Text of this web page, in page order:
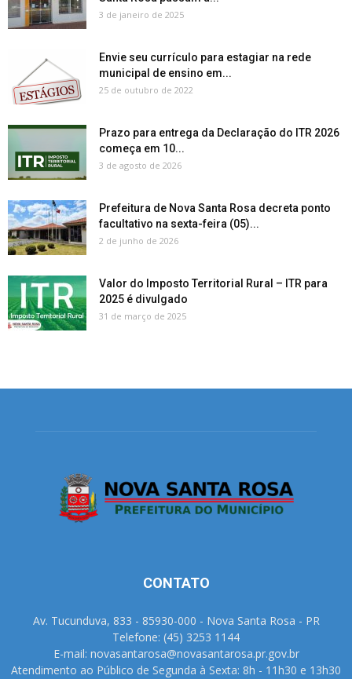
3 de janeiro de 2025
Envie seu currículo para estagiar na rede
municipal de ensino em...
25 de outubro de 2022
Prazo para entrega da Declaração do ITR 2026
começa em 10...
3 de agosto de 2026
Prefeitura de Nova Santa Rosa decreta ponto
facultativo na sexta-feira (05)...
2 de junho de 2026
Valor do Imposto Territorial Rural – ITR para
2025 é divulgado
31 de março de 2025
CONTATO
Av. Tucunduva, 833 - 85930-000 - Nova Santa Rosa - PR
Telefone: (45) 3253 1144
E-mail: novasantarosa@novasantarosa.pr.gov.br
Atendimento ao Público de Segunda à Sexta: 8h - 11h30 e 13h30